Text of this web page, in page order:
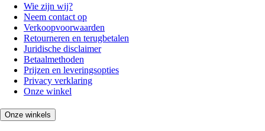
Wie zijn wij?
Neem contact op
Verkoopvoorwaarden
Retourneren en terugbetalen
Juridische disclaimer
Betaalmethoden
Prijzen en leveringsopties
Privacy verklaring
Onze winkel
Onze winkels